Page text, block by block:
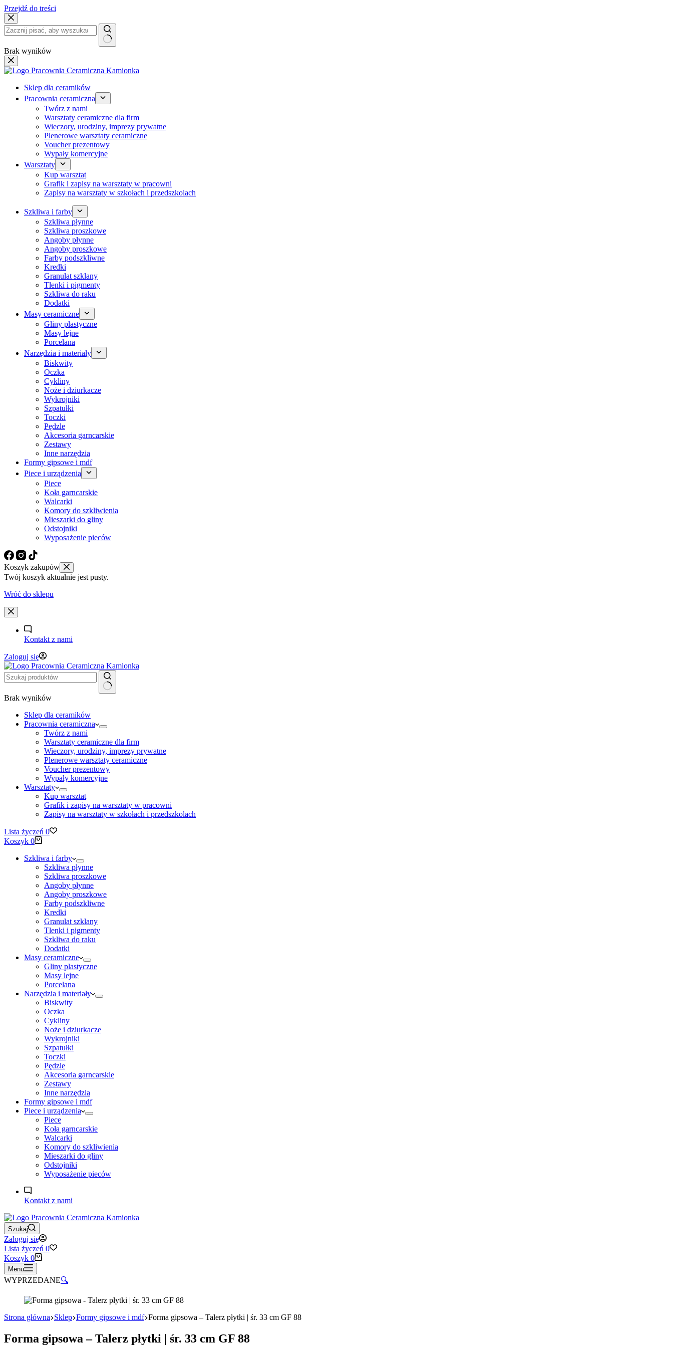
Przejdź do treści
Brak wyników
Sklep dla ceramików
Pracownia ceramiczna
Twórz z nami
Warsztaty ceramiczne dla firm
Wieczory, urodziny, imprezy prywatne
Plenerowe warsztaty ceramiczne
Voucher prezentowy
Wypały komercyjne
Warsztaty
Kup warsztat
Grafik i zapisy na warsztaty w pracowni
Zapisy na warsztaty w szkołach i przedszkolach
Szkliwa i farby
Szkliwa płynne
Szkliwa proszkowe
Angoby płynne
Angoby proszkowe
Farby podszkliwne
Kredki
Granulat szklany
Tlenki i pigmenty
Szkliwa do raku
Dodatki
Masy ceramiczne
Gliny plastyczne
Masy lejne
Porcelana
Narzędzia i materiały
Biskwity
Oczka
Cykliny
Noże i dziurkacze
Wykrojniki
Szpatułki
Toczki
Pędzle
Akcesoria garncarskie
Zestawy
Inne narzędzia
Formy gipsowe i mdf
Piece i urządzenia
Piece
Koła garncarskie
Walcarki
Komory do szkliwienia
Mieszarki do gliny
Odstojniki
Wyposażenie pieców
Koszyk zakupów
Twój koszyk aktualnie jest pusty.
Wróć do sklepu
Kontakt z nami
Zaloguj się
Brak wyników
Sklep dla ceramików
Pracownia ceramiczna
Twórz z nami
Warsztaty ceramiczne dla firm
Wieczory, urodziny, imprezy prywatne
Plenerowe warsztaty ceramiczne
Voucher prezentowy
Wypały komercyjne
Warsztaty
Kup warsztat
Grafik i zapisy na warsztaty w pracowni
Zapisy na warsztaty w szkołach i przedszkolach
Lista życzeń 0
Koszyk 0
Szkliwa i farby
Szkliwa płynne
Szkliwa proszkowe
Angoby płynne
Angoby proszkowe
Farby podszkliwne
Kredki
Granulat szklany
Tlenki i pigmenty
Szkliwa do raku
Dodatki
Masy ceramiczne
Gliny plastyczne
Masy lejne
Porcelana
Narzędzia i materiały
Biskwity
Oczka
Cykliny
Noże i dziurkacze
Wykrojniki
Szpatułki
Toczki
Pędzle
Akcesoria garncarskie
Zestawy
Inne narzędzia
Formy gipsowe i mdf
Piece i urządzenia
Piece
Koła garncarskie
Walcarki
Komory do szkliwienia
Mieszarki do gliny
Odstojniki
Wyposażenie pieców
Kontakt z nami
Szukaj
Zaloguj się
Lista życzeń 0
Koszyk 0
Menu
WYPRZEDANE🔍
Strona główna Sklep Formy gipsowe i mdf Forma gipsowa – Talerz płytki | śr. 33 cm GF 88
Forma gipsowa – Talerz płytki | śr. 33 cm GF 88